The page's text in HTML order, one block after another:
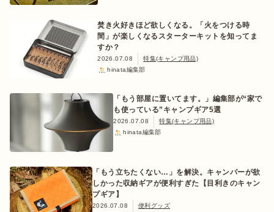
焚き火好きほど欲しくなる。「火をつける時
間」が楽しくなるスターターキットを知ってま
すか？
2026.07.08
特集(キャンプ用品)
hinata編集部
「もう部屋に置いてます。」編集部が“家で
も使っている”キャンプギア5選
2026.07.08
特集(キャンプ用品)
hinata編集部
「もう立ちたくない…」を解決。キャンパーが欲
しかった収納ギアが便利すぎた【目利きのキャン
プギア】
2026.07.08
便利グッズ
マガジン イベント
検索